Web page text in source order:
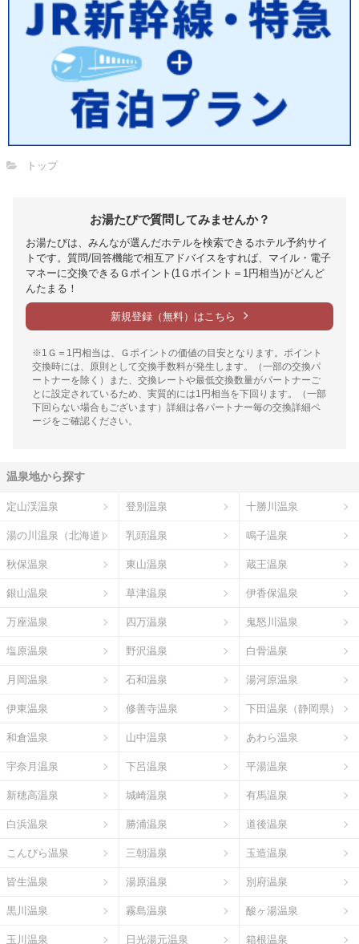
トップ
お湯たびで質問してみませんか？
お湯たびは、みんなが選んだホテルを検索できるホテル予約サイ
トです。質問/回答機能で相互アドバイスをすれば、マイル・電子
マネーに交換できるＧポイント(1Ｇポイント＝1円相当)がどんど
んたまる！
新規登録（無料）はこちら
※1Ｇ＝1円相当は、Ｇポイントの価値の目安となります。ポイント
交換時には、原則として交換手数料が発生します。（一部の交換パ
ートナーを除く）また、交換レートや最低交換数量がパートナーご
とに設定されているため、実質的には1円相当を下回ります。（一部
下回らない場合もございます）詳細は各パートナー毎の交換詳細ペ
ージをご確認ください。
温泉地から探す
定山渓温泉 登別温泉 十勝川温泉
湯の川温泉（北海道） 乳頭温泉 鳴子温泉
秋保温泉 東山温泉 蔵王温泉
銀山温泉 草津温泉 伊香保温泉
万座温泉 四万温泉 鬼怒川温泉
塩原温泉 野沢温泉 白骨温泉
月岡温泉 石和温泉 湯河原温泉
伊東温泉 修善寺温泉 下田温泉（静岡県）
和倉温泉 山中温泉 あわら温泉
宇奈月温泉 下呂温泉 平湯温泉
新穂高温泉 城崎温泉 有馬温泉
白浜温泉 勝浦温泉 道後温泉
こんぴら温泉 三朝温泉 玉造温泉
皆生温泉 湯原温泉 別府温泉
黒川温泉 霧島温泉 酸ヶ湯温泉
玉川温泉 日光湯元温泉 箱根温泉